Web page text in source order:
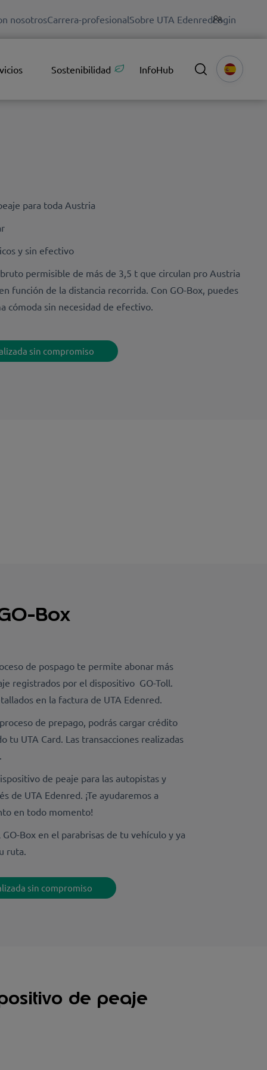
nosotrosCarrera-profesionalSobre UTA EdenredLogin
Sostenibilidad InfoHub
para toda Austria
y sin efectivo
permisible de más de 3,5 t que circulan pro Austria
función de la distancia recorrida. Con GO-Box, puedes
cómoda sin necesidad de efectivo.
sin compromiso
Box
de pospago te permite abonar más
registrados por el dispositivo GO-Toll.
en la factura de UTA Edenred.
de prepago, podrás cargar crédito
tu UTA Card. Las transacciones realizadas
de peaje para las autopistas y
de UTA Edenred. ¡Te ayudaremos a
en todo momento!
GO-Box en el parabrisas de tu vehículo y ya
ruta.
sin compromiso
de peaje